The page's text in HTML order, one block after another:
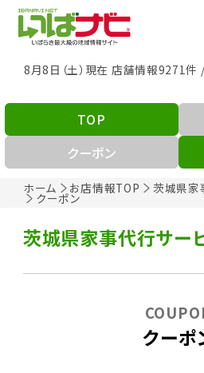
8月8日（土）現在 店舗情報9271
ホーム お店情報TOP 茨城県家
クーポン
TOP
クーポン
茨城県家事代行サー
クーポ